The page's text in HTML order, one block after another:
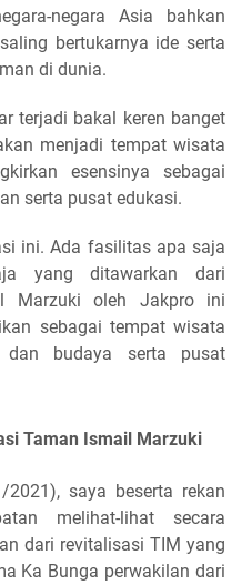
negara Asia bahkan
bertukarnya ide serta
di dunia.
terjadi bakal keren banget
menjadi tempat wisata
esensinya sebagai
serta pusat edukasi.
ini. Ada fasilitas apa saja
yang ditawarkan dari
Marzuki oleh Jakpro ini
sebagai tempat wisata
budaya serta pusat
Taman Ismail Marzuki
saya beserta rekan
melihat-lihat secara
dari revitalisasi TIM yang
Ka Bunga perwakilan dari